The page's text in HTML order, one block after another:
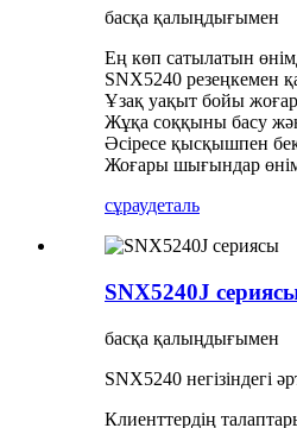
басқа қалыңдығымен
Ең көп сатылатын
SNX5240 резеңкемен
Ұзақ уақыт бойы
Жұқа соққыны басу
Әсіресе қысқышпен
Жоғары шығындар
сұраудеталь
SNX5240J
басқа қалыңдығымен
SNX5240 негізіндегі
Клиенттердің